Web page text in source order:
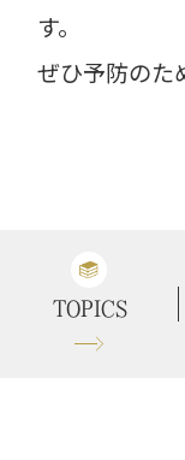
す。
ぜひ予防のた
TOPICS